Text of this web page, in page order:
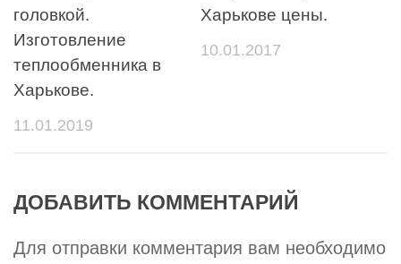
головкой.
Изготовление
теплообменника в
Харькове.
11.01.2019
Харькове цены.
10.01.2017
ДОБАВИТЬ КОММЕНТАРИЙ
Для отправки комментария вам необходимо